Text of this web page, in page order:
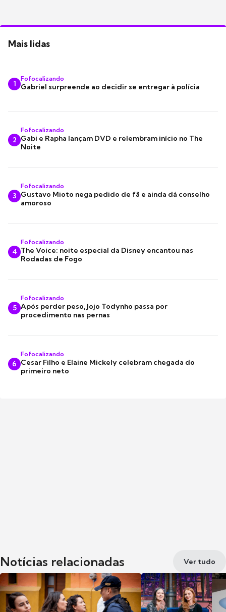
Mais lidas
1
Fofocalizando
Gabriel surpreende ao decidir se entregar à polícia
2
Fofocalizando
Gabi e Rapha lançam DVD e relembram início no The
Noite
3
Fofocalizando
Gustavo Mioto nega pedido de fã e ainda dá conselho
amoroso
4
Fofocalizando
The Voice: noite especial da Disney encantou nas
Rodadas de Fogo
5
Fofocalizando
Após perder peso, Jojo Todynho passa por
procedimento nas pernas
6
Fofocalizando
Cesar Filho e Elaine Mickely celebram chegada do
primeiro neto
Notícias relacionadas Ver tudo